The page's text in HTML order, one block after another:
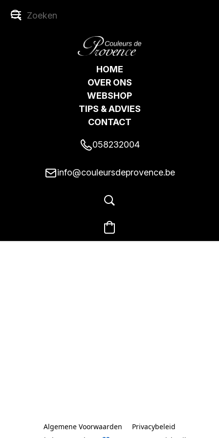
HOME
OVER ONS
WEBSHOP
TIPS & ADVIES
CONTACT
058232004
info@couleursdeprovence.be
Algemene Voorwaarden
Privacybeleid